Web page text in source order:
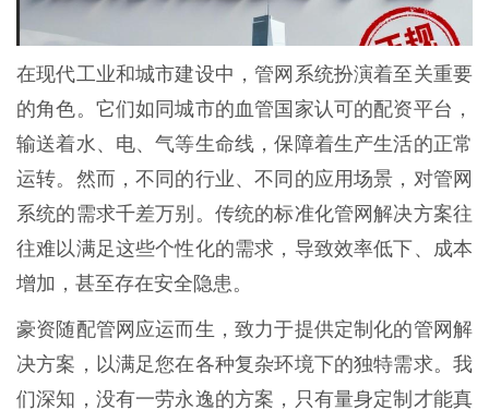
在现代工业和城市建设中，管网系统扮演着至关重要
的角色。它们如同城市的血管国家认可的配资平台，
输送着水、电、气等生命线，保障着生产生活的正常
运转。然而，不同的行业、不同的应用场景，对管网
系统的需求千差万别。传统的标准化管网解决方案往
往难以满足这些个性化的需求，导致效率低下、成本
增加，甚至存在安全隐患。
豪资随配管网应运而生，致力于提供定制化的管网解
决方案，以满足您在各种复杂环境下的独特需求。我
们深知，没有一劳永逸的方案，只有量身定制才能真